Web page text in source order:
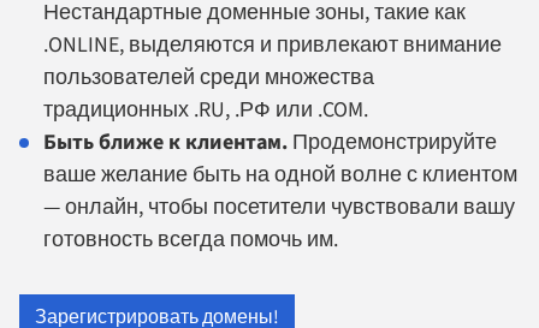
Нестандартные доменные зоны, такие как
.ONLINE, выделяются и привлекают внимание
пользователей среди множества
традиционных .RU, .РФ или .COM.
Быть ближе к клиентам. Продемонстрируйте
ваше желание быть на одной волне с клиентом
— онлайн, чтобы посетители чувствовали вашу
готовность всегда помочь им.
Зарегистрировать домены!